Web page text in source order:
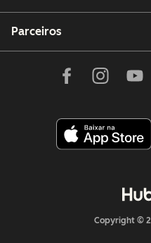
Parceiros
Copyright ©